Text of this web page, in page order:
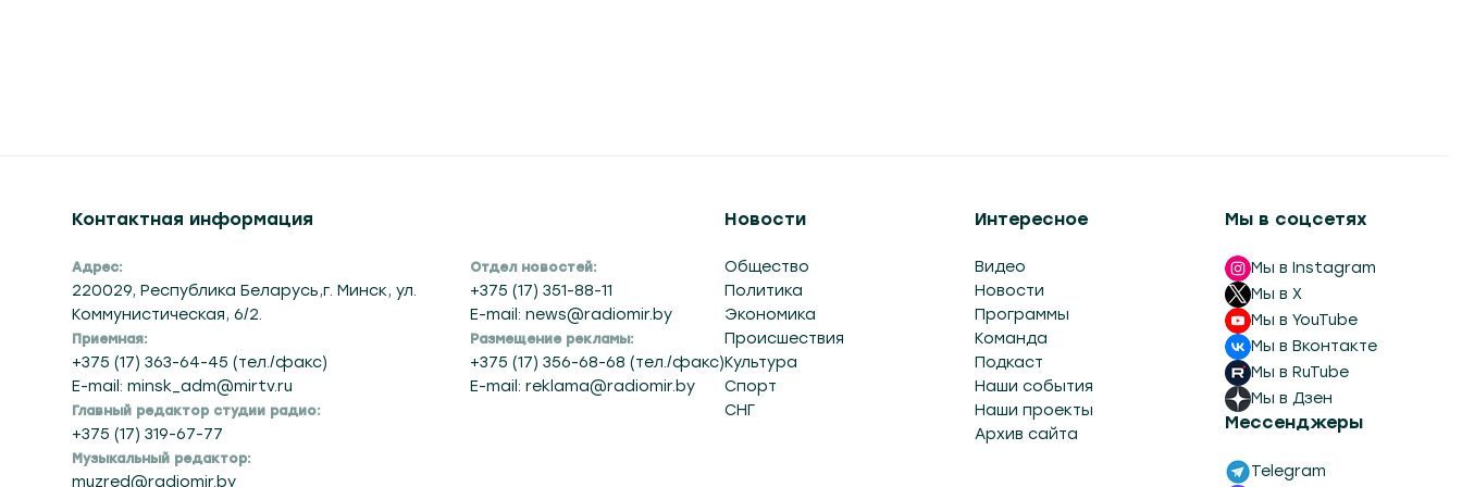
Контактная информация
Адрес:
220029, Республика Беларусь,г. Минск, ул.
Коммунистическая, 6/2.
Приемная:
+375 (17) 363-64-45 (тел./факс)
E-mail: minsk_adm@mirtv.ru
Главный редактор студии радио:
+375 (17) 319-67-77
Музыкальный редактор:
muzred@radiomir.by
Отдел новостей:
+375 (17) 351-88-11
E-mail: news@radiomir.by
Размещение рекламы:
+375 (17) 356-68-68 (тел./факс)
E-mail: reklama@radiomir.by
Новости
Общество
Политика
Экономика
Происшествия
Культура
Спорт
СНГ
Интересное
Видео
Новости
Программы
Команда
Подкаст
Наши события
Наши проекты
Архив сайта
Мы в соцсетях
Мы в Instagram
Мы в X
Мы в YouTube
Мы в Вконтакте
Мы в RuTube
Мы в Дзен
Мессенджеры
Telegram